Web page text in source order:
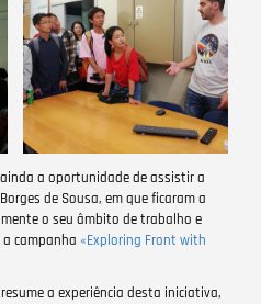
a oportunidade de assistir a
de Sousa, em que ficaram a
o seu âmbito de trabalho e
campanha «Exploring Front with
a experiência desta iniciativa,